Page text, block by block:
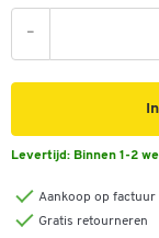
-
Levertijd: Binnen 1-2
Aankoop op factuur
Gratis retourneren